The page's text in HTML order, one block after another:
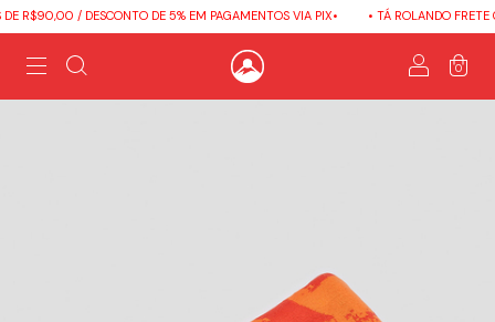
R$90,00 / DESCONTO DE 5% EM PAGAMENTOS VIA PIX• • TÁ ROLANDO FRETE
0